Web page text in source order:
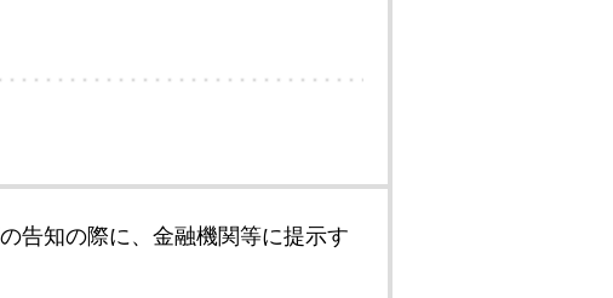
告知の際に、金融機関等に提示す